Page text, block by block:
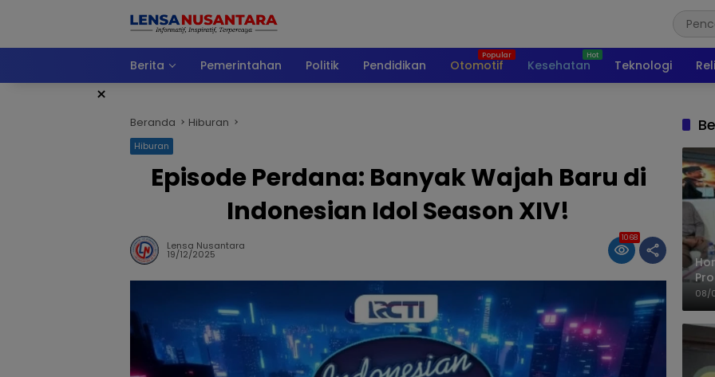
Berita
Pemerintahan Politik Pendidikan Otomotif Kesehatan Teknologi
×
Beranda Hiburan
Hiburan
Episode Perdana: Banyak Wajah Baru di
Indonesian Idol Season XIV!
Lensa Nusantara
19/12/2025
1068
08/